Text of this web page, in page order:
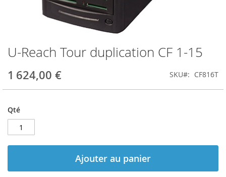
U-Reach Tour duplication CF 1-15
1 624,00 € SKU CF816T
Qté
Ajouter au panier
Skip
to
the
beginning
of
images
gallery